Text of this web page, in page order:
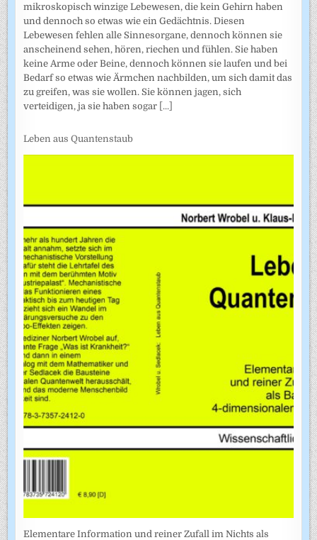
mikroskopisch winzige Lebewesen, die kein Gehirn haben
und dennoch so etwas wie ein Gedächtnis. Diesen
Lebewesen fehlen alle Sinnesorgane, dennoch können sie
anscheinend sehen, hören, riechen und fühlen. Sie haben
keine Arme oder Beine, dennoch können sie laufen und bei
Bedarf so etwas wie Ärmchen nachbilden, um sich damit das
zu greifen, was sie wollen. Sie können jagen, sich
verteidigen, ja sie haben sogar [...]
Leben aus Quantenstaub
Elementare Information und reiner Zufall im Nichts als